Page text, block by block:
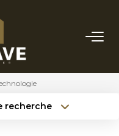
recherche